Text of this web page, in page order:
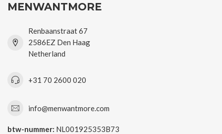
MENWANTMORE
Renbaanstraat 67
2586EZ Den Haag
Netherland
+31 70 2600 020
info@menwantmore.com
btw-nummer: NL001925353B73